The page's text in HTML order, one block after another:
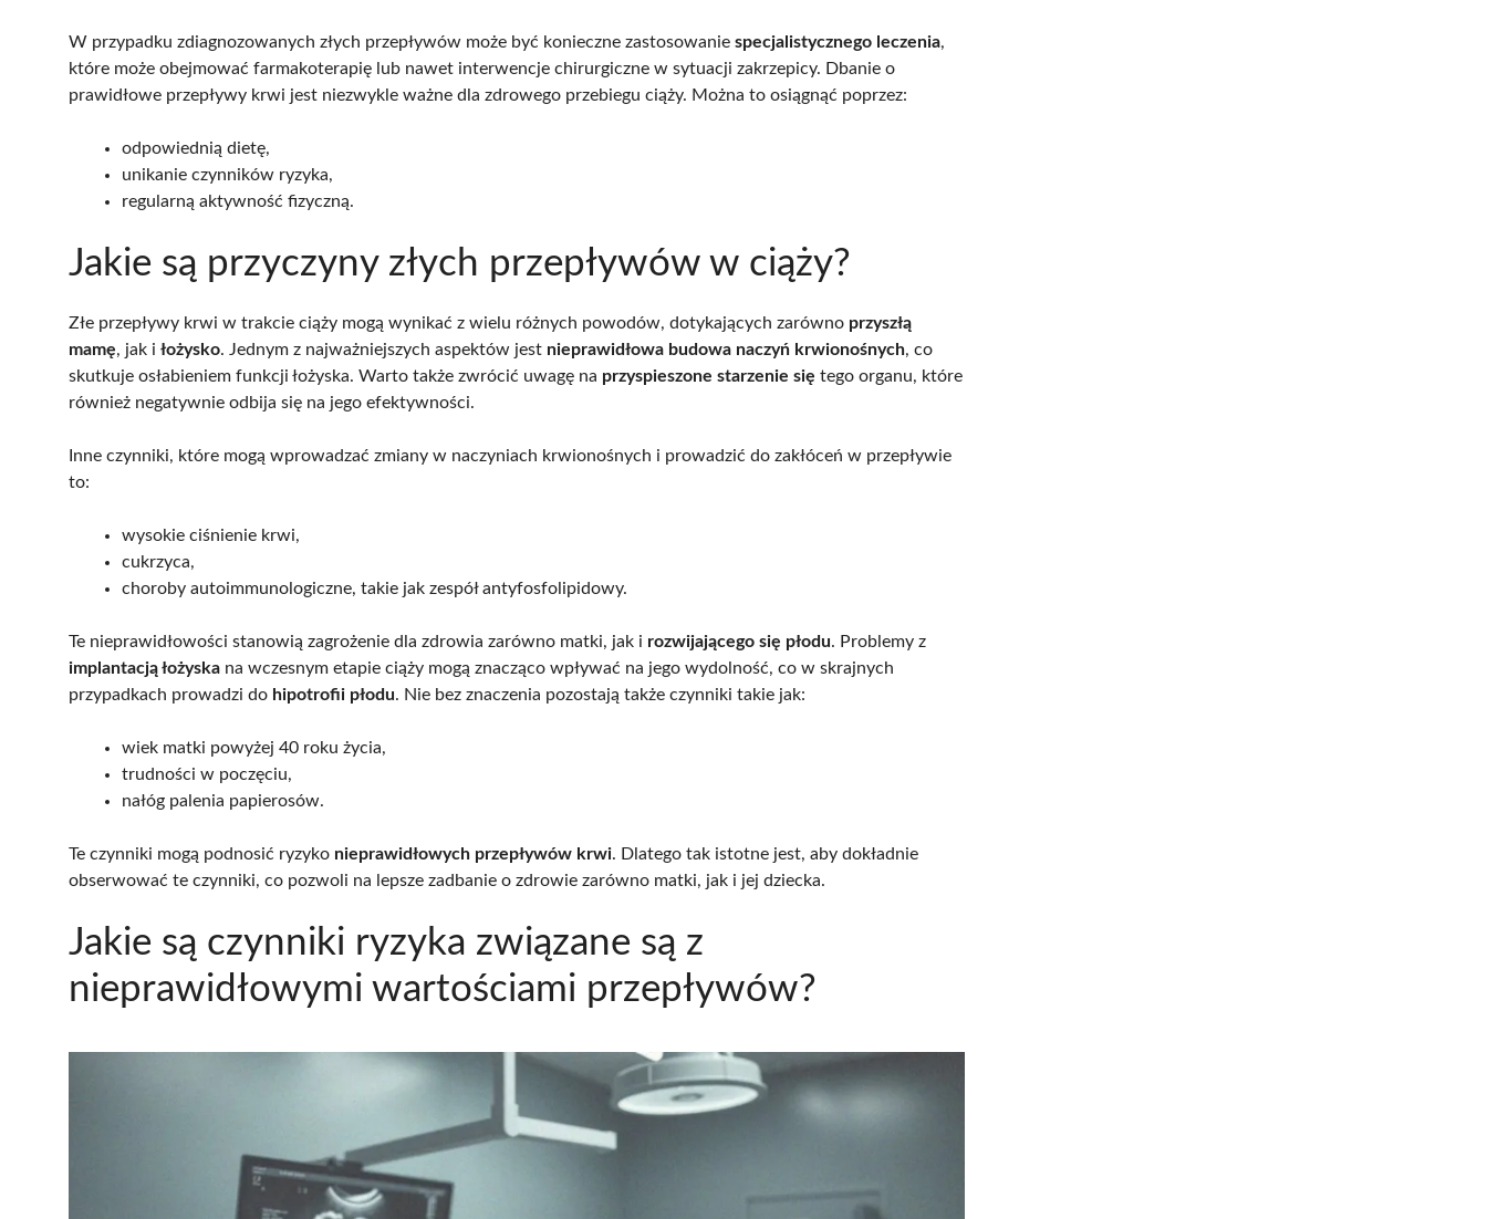
W przypadku zdiagnozowanych złych przepływów może być konieczne zastosowanie specjalistycznego leczenia,
które może obejmować farmakoterapię lub nawet interwencje chirurgiczne w sytuacji zakrzepicy. Dbanie o
prawidłowe przepływy krwi jest niezwykle ważne dla zdrowego przebiegu ciąży. Można to osiągnąć poprzez:
odpowiednią dietę,
unikanie czynników ryzyka,
regularną aktywność fizyczną.
Jakie są przyczyny złych przepływów w ciąży?
Złe przepływy krwi w trakcie ciąży mogą wynikać z wielu różnych powodów, dotykających zarówno przyszłą
mamę, jak i łożysko. Jednym z najważniejszych aspektów jest nieprawidłowa budowa naczyń krwionośnych, co
skutkuje osłabieniem funkcji łożyska. Warto także zwrócić uwagę na przyspieszone starzenie się tego organu, które
również negatywnie odbija się na jego efektywności.
Inne czynniki, które mogą wprowadzać zmiany w naczyniach krwionośnych i prowadzić do zakłóceń w przepływie
to:
wysokie ciśnienie krwi,
cukrzyca,
choroby autoimmunologiczne, takie jak zespół antyfosfolipidowy.
Te nieprawidłowości stanowią zagrożenie dla zdrowia zarówno matki, jak i rozwijającego się płodu. Problemy z
implantacją łożyska na wczesnym etapie ciąży mogą znacząco wpływać na jego wydolność, co w skrajnych
przypadkach prowadzi do hipotrofii płodu. Nie bez znaczenia pozostają także czynniki takie jak:
wiek matki powyżej 40 roku życia,
trudności w poczęciu,
nałóg palenia papierosów.
Te czynniki mogą podnosić ryzyko nieprawidłowych przepływów krwi. Dlatego tak istotne jest, aby dokładnie
obserwować te czynniki, co pozwoli na lepsze zadbanie o zdrowie zarówno matki, jak i jej dziecka.
Jakie są czynniki ryzyka związane są z
nieprawidłowymi wartościami przepływów?